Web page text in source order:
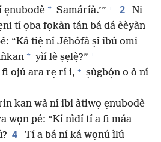
ẹnubodè * Samáríà.’” + 2
Ni
tí ọba fọkàn tán bá dá èèyàn
“Ká tiẹ̀ ní Jèhófà ṣí ibú omi
* yìí lè ṣẹlẹ̀?” +
fi ojú ara rẹ rí i, + ṣùgbọ́n o ò ní
kan wà ní ibi àtiwọ ẹnubodè
wọn pé: “Kí nìdí tí a fi máa
4
Tí a bá ní ká wọnú ìlú